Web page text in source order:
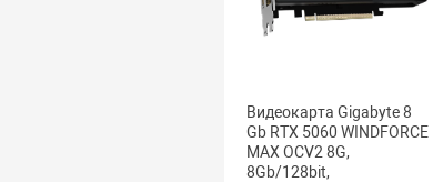
Видеокарта Gigabyte 8
Gb RTX 5060 WINDFORCE
MAX OCV2 8G,
8Gb/128bit,